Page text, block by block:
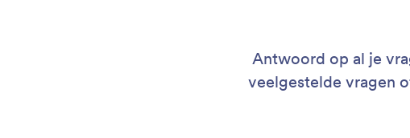
Antwoord op al je
veelgestelde vragen